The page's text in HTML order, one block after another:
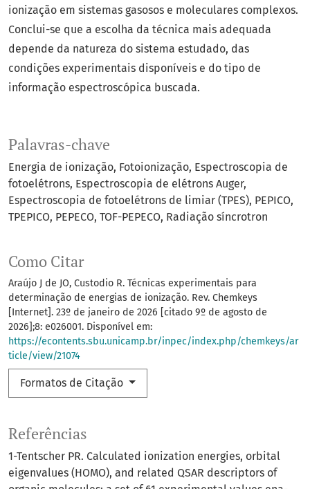
Palavras-chave
Energia de ionização Fotoionização Espectroscopia de
fotoelétrons Espectroscopia de elétrons Auger
Espectroscopia de fotoelétrons de limiar (TPES) PEPICO
TPEPICO PEPECO TOF-PEPECO Radiação síncrotron
Como Citar
Araújo J de JO, Custodio R. Técnicas experimentais para
determinação de energias de ionização. Rev. Chemkeys
[Internet]. 23º de janeiro de 2026 [citado 9º de agosto de
2026];8: e026001. Disponível em:
https://econtents.sbu.unicamp.br/inpec/index.php/chemkeys/ar
ticle/view/21074
Formatos de Citação
ionização em sistemas gasosos e moleculares complexos.
Conclui-se que a escolha da técnica mais adequada
depende da natureza do sistema estudado, das
condições experimentais disponíveis e do tipo de
informação espectroscópica buscada.
Referências
1-Tentscher PR. Calculated ionization energies, orbital
eigenvalues (HOMO), and related QSAR descriptors of